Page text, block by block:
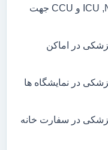
اعزام آمبولانس های ICU ,NICU ,PICU و CCU جهت
در اماکن
در نمایشگاه ها
پزشکی در سفارت خانه